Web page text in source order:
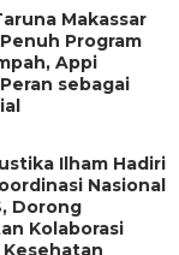
Makassar
Program
Appi
sebagai
Ilham Hadiri
Nasional
Dorong
Kolaborasi
Kesehatan